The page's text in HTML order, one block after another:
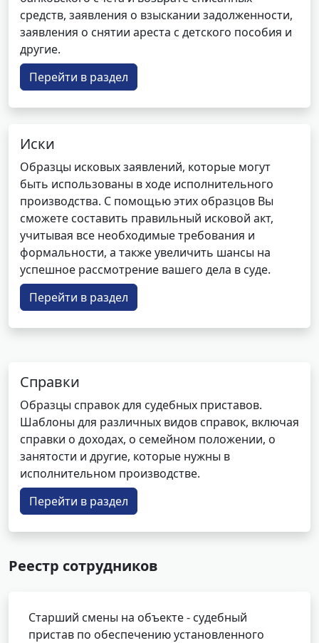
средств, заявления о взыскании задолженности,
заявления о снятии ареста с детского пособия и
другие.
Перейти в раздел
Иски
Образцы исковых заявлений, которые могут
быть использованы в ходе исполнительного
производства. С помощью этих образцов Вы
сможете составить правильный исковой акт,
учитывая все необходимые требования и
формальности, а также увеличить шансы на
успешное рассмотрение вашего дела в суде.
Перейти в раздел
Справки
Образцы справок для судебных приставов.
Шаблоны для различных видов справок, включая
справки о доходах, о семейном положении, о
занятости и другие, которые нужны в
исполнительном производстве.
Перейти в раздел
Реестр сотрудников
Старший смены на объекте - судебный
пристав по обеспечению установленного